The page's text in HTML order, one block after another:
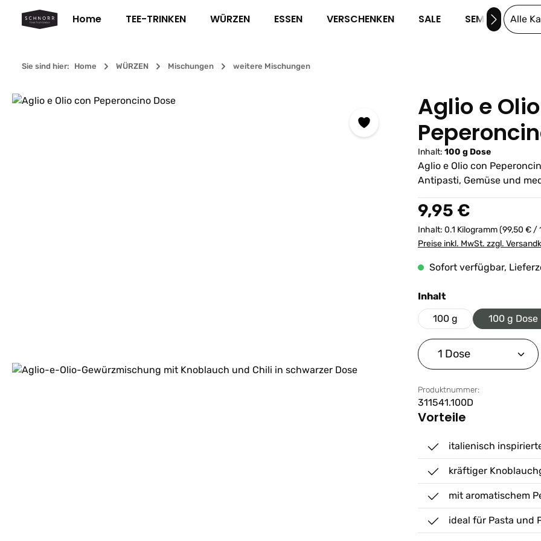
Hauptinhalt springen
Zur Suche springen
Zur Hauptnavigation springen
Home TEE-TRINKEN WÜRZEN ESSEN VERSCHENKEN SALE SEMINAREAlle
Sie sind hier: Home WÜRZEN Mischungen weitere Mischungen
Bildergalerie überspringen
Aglio e
Inhalt: 100 g Dose
Aglio e Olio con
Antipasti, Gemüse und
Regulärer Preis:
9,95 €
Inhalt: 0.1 Kilogramm(99,50 € /
Preise inkl. MwSt. zzgl.
Sofort verfügbar,
Inhaltauswählen
100 g
100 g Dose
Produkt Anzahl:
Produktnummer:
311541.100D
Vorteile
italienisch
kräftiger
mit aromatischem
ideal für Pasta und